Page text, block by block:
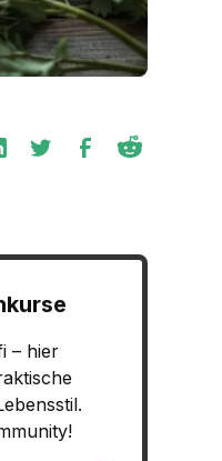
– hier